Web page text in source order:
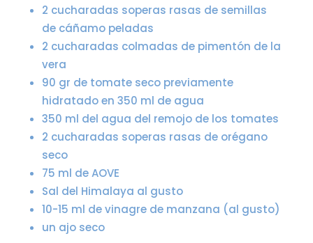
2 cucharadas soperas rasas de semillas
de cáñamo peladas
2 cucharadas colmadas de pimentón de la
vera
90 gr de tomate seco previamente
hidratado en 350 ml de agua
350 ml del agua del remojo de los tomates
2 cucharadas soperas rasas de orégano
seco
75 ml de AOVE
Sal del Himalaya al gusto
10-15 ml de vinagre de manzana (al gusto)
un ajo seco